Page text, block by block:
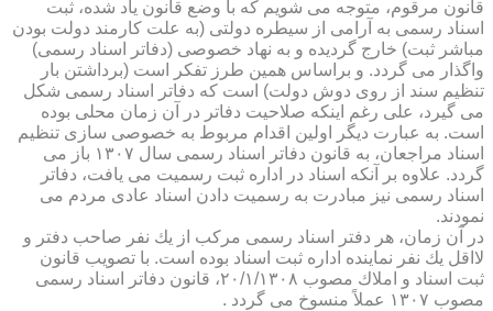
قانون مرقوم، متوجه می شویم كه با وضع قانون یاد شده، ثبت
اسناد رسمی به آرامی از سیطره دولتی (به علت كارمند دولت بودن
مباشر ثبت) خارج گردیده و به نهاد خصوصی (دفاتر اسناد رسمی)
واگذار می گردد. و براساس همین طرز تفكر است (برداشتن بار
تنظیم سند از روی دوش دولت) است كه دفاتر اسناد رسمی شكل
می گیرد، علی رغم اینكه صلاحیت دفاتر در آن زمان محلی بوده
است. به عبارت دیگر اولین اقدام مربوط به خصوصی سازی تنظیم
اسناد مراجعان، به قانون دفاتر اسناد رسمی سال ۱۳۰۷ باز می
گردد. علاوه بر آنكه اسناد در اداره ثبت رسمیت می یافت، دفاتر
اسناد رسمی نیز مبادرت به رسمیت دادن اسناد عادی مردم می
نمودند.
در آن زمان، هر دفتر اسناد رسمی مركب از یك نفر صاحب دفتر و
لااقل یك نفر نماینده اداره ثبت اسناد بوده است. با تصویب قانون
ثبت اسناد و املاك مصوب ۲۰/۱/۱۳۰۸، قانون دفاتر اسناد رسمی
مصوب ۱۳۰۷ عملاً منسوخ می گردد .